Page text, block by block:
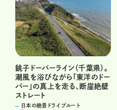
銚子ドーバーライン（千葉県）。
潮風を浴びながら「東洋のドー
バー」の真上を走る、断崖絶壁
ストレート
日本の絶景ドライブルート